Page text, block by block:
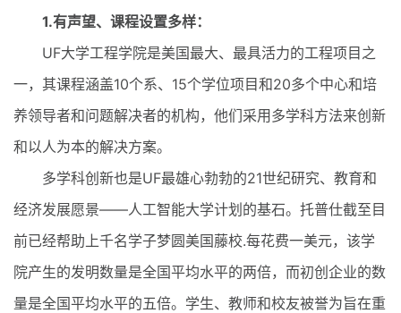
1.有声望、课程设置多样：
UF大学工程学院是美国最大、最具活力的工程项目之
一，其课程涵盖10个系、15个学位项目和20多个中心和培
养领导者和问题解决者的机构，他们采用多学科方法来创新
和以人为本的解决方案。
多学科创新也是UF最雄心勃勃的21世纪研究、教育和
经济发展愿景——人工智能大学计划的基石。托普仕截至目
前已经帮助上千名学子梦圆美国藤校.每花费一美元，该学
院产生的发明数量是全国平均水平的两倍，而初创企业的数
量是全国平均水平的五倍。学生、教师和校友被誉为旨在重